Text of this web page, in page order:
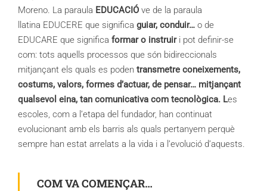
Moreno. La paraula EDUCACIÓ ve de la paraula
llatina EDUCERE que significa guiar, conduir… o de
EDUCARE que significa formar o instruiri pot definir-se
com: tots aquells processos que són bidireccionals
mitjançant els quals es poden transmetre coneixements,
costums, valors, formes d’actuar, de pensar… mitjançant
qualsevol eina, tan comunicativa com tecnològica. Les
escoles, com a l’etapa del fundador, han continuat
evolucionant amb els barris als quals pertanyem perquè
sempre han estat arrelats a la vida i a l’evolució d’aquests.
COM VA COMENÇAR…